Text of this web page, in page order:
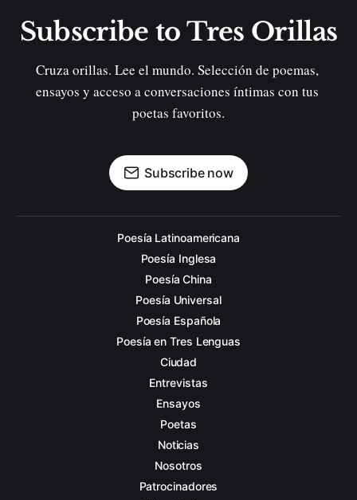
Subscribe to Tres Orillas
Cruza orillas. Lee el mundo. Selección de poemas,
ensayos y acceso a conversaciones íntimas con tus
poetas favoritos.
Subscribe now
Poesía Latinoamericana
Poesía Inglesa
Poesía China
Poesía Universal
Poesía Española
Poesía en Tres Lenguas
Ciudad
Entrevistas
Ensayos
Poetas
Noticias
Nosotros
Patrocinadores